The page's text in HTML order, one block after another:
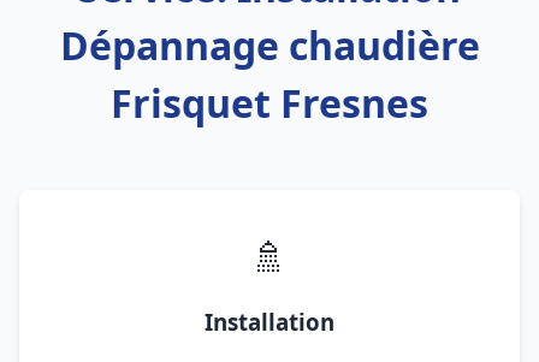
Dépannage chaudière
Frisquet Fresnes
🚿
Installation